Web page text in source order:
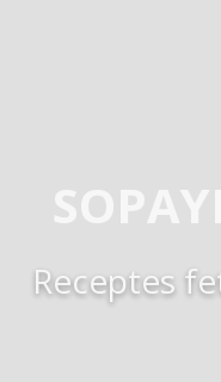
Receptes